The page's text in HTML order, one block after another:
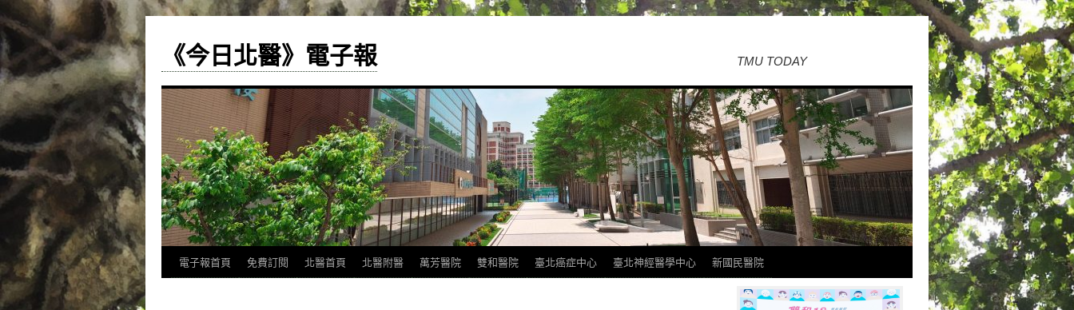
《今日北醫》電子報 TMU TODAY
跳電子報首頁 免費訂閱 北醫首頁 北醫附醫 萬芳醫院 雙和醫院 臺北癌症中心 臺北神經醫學中心 新國民醫院